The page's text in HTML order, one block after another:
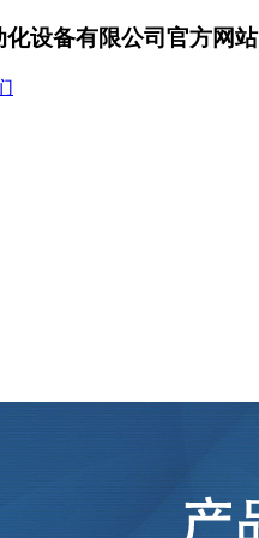
设备有限公司官方网站